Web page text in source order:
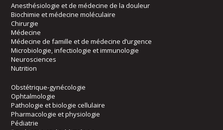
Anesthésiologie et de médecine de la douleur
Biochimie et médecine moléculaire
Chirurgie
Médecine
Médecine de famille et de médecine d’urgence
Microbiologie, infectiologie et immunologie
Neurosciences
Nutrition
Obstétrique-gynécologie
Ophtalmologie
Pathologie et biologie cellulaire
Pharmacologie et physiologie
Pédiatrie